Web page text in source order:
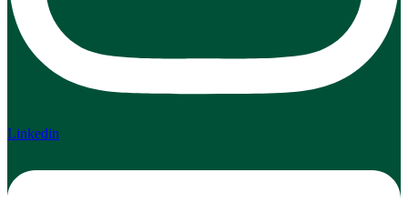
Linkedin